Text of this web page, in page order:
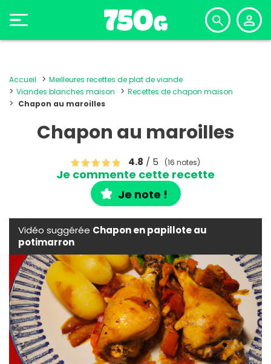
Accueil
Meilleures recettes de plat de viande
Viandes blanches maison
Recettes de chapon maison
Chapon au maroilles
Chapon au maroilles
4.8 / 5 (16 notes)
Je commente cette recette
Je note !
Vidéo suggérée Chapon en papillote au
potimarron